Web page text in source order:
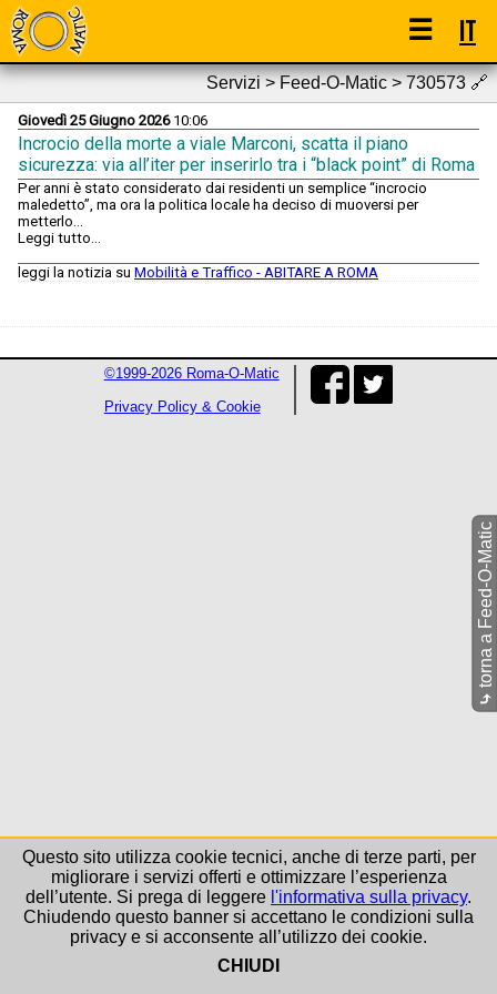
☰ IT
Servizi > Feed-O-Matic > 730573🔗
Giovedì 25 Giugno 202610:06
Incrocio della morte a viale Marconi, scatta il piano
sicurezza: via all’iter per inserirlo tra i “black point” di Roma
Per anni è stato considerato dai residenti un semplice “incrocio
maledetto”, ma ora la politica locale ha deciso di muoversi per
metterlo...
Leggi tutto...
leggi la notizia su Mobilità e Traffico - ABITARE A ROMA
⤷
torna a Feed-O-Matic
©1999-2026 Roma-O-Matic
Privacy Policy & Cookie
Questo sito utilizza cookie tecnici, anche di terze parti, per
migliorare i servizi offerti e ottimizzare l’esperienza
dell’utente. Si prega di leggere l'informativa sulla privacy.
Chiudendo questo banner si accettano le condizioni sulla
privacy e si acconsente all’utilizzo dei cookie.
CHIUDI